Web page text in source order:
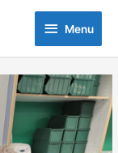
Menu
Menu